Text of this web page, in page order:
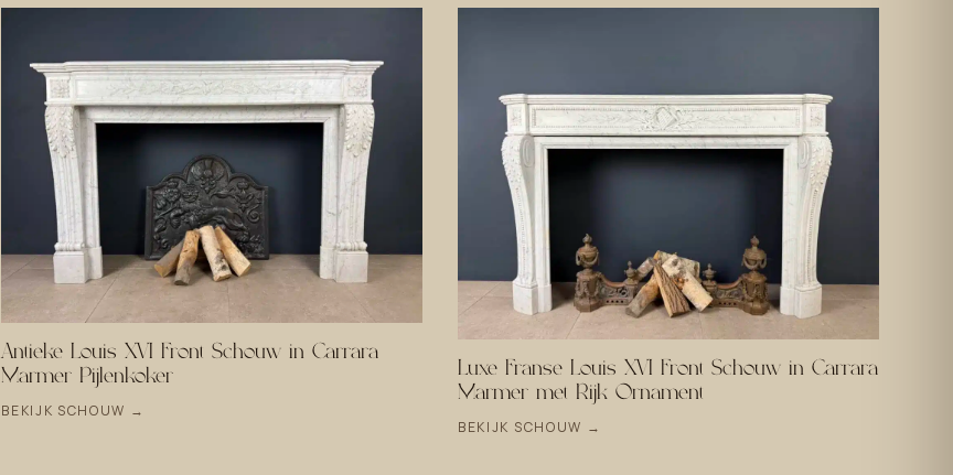
Antieke Louis XVI Front Schouw in Carrara
Marmer Pijlenkoker
BEKIJK SCHOUW →
Luxe Franse Louis XVI Front Schouw in Carrara
Marmer met Rijk Ornament
BEKIJK SCHOUW →